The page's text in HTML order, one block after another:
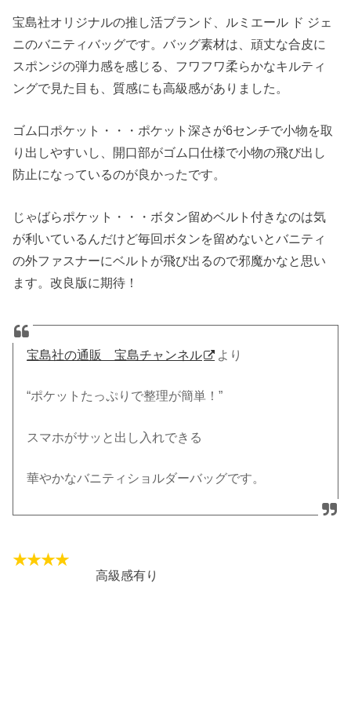
宝島社オリジナルの推し活ブランド、ルミエール ド ジェ
ニのバニティバッグです。バッグ素材は、頑丈な合皮に
スポンジの弾力感を感じる、フワフワ柔らかなキルティ
ングで見た目も、質感にも高級感がありました。
ゴム口ポケット・・・ポケット深さが6センチで小物を取
り出しやすいし、開口部がゴム口仕様で小物の飛び出し
防止になっているのが良かったです。
じゃばらポケット・・・ボタン留めベルト付きなのは気
が利いているんだけど毎回ボタンを留めないとバニティ
の外ファスナーにベルトが飛び出るので邪魔かなと思い
ます。改良版に期待！
宝島社の通販 宝島チャンネル より
“ポケットたっぷりで整理が簡単！”
スマホがサッと出し入れできる
華やかなバニティショルダーバッグです。
高級感有り